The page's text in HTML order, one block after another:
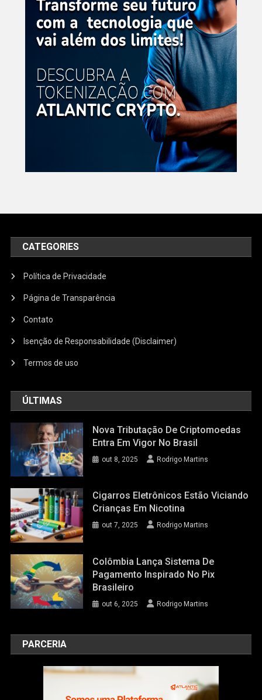
CATEGORIES
Política de Privacidade
Página de Transparência
Contato
Isenção de Responsabilidade (Disclaimer)
Termos de uso
ÚLTIMAS
Nova Tributação De Criptomoedas
Entra Em Vigor No Brasil
out 8, 2025 Rodrigo Martins
Cigarros Eletrônicos Estão Viciando
Crianças Em Nicotina
out 7, 2025 Rodrigo Martins
Colômbia Lança Sistema De
Pagamento Inspirado No Pix
Brasileiro
out 6, 2025 Rodrigo Martins
PARCERIA